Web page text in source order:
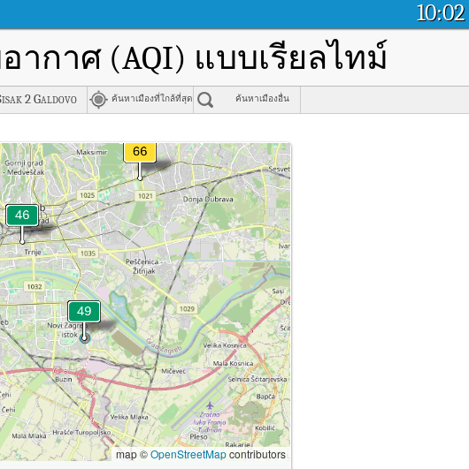
10:02
กาศ (AQI) แบบเรียลไทม์
2 Galdovo ค้นหาเมืองที่ใกล้ที่สุด ค้นหาเมืองอื่น
map ©OpenStreetMapcontributors